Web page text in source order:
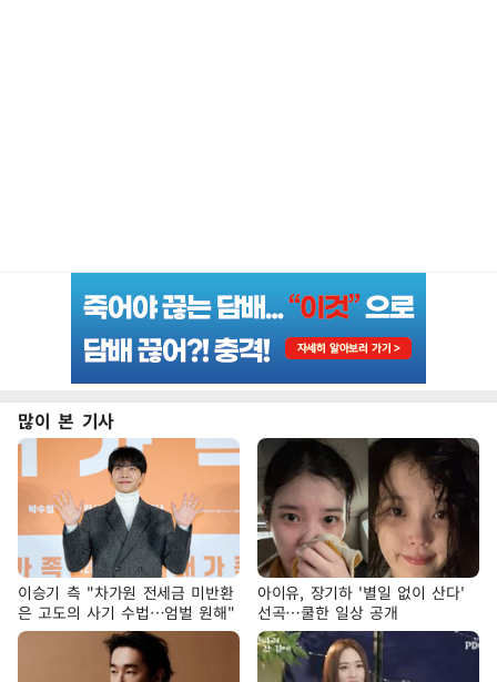
많이 본 기사
이승기 측 "차가원 전세금 미반환
은 고도의 사기 수법…엄벌 원해"
아이유, 장기하 '별일 없이 산다'
선곡…쿨한 일상 공개